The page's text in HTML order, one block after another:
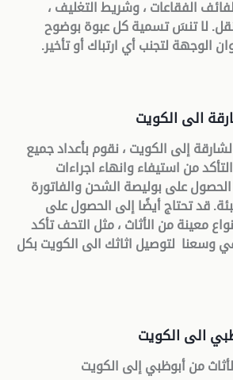
الفقاعات ، وشريط التغليف ،
النقل. لا تنسَ تسمية كل عبوة بوضوح
الوجهة لتجنب أي ارتباك أو تأخير.
الى الكويت
إلى الكويت ، نقوم بأعداد جميع
من استيفاء وانهاء اجراءات
الحصول على بوليصة الشحن والفاتورة
قد تحتاج أيضًا إلى الحصول على
معينة من الأثاث ، مثل التحف تأكد
وسعنا لتوصيل اثاثك الى الكويت بكل
الى الكويت
من أبوظبي إلى الكويت